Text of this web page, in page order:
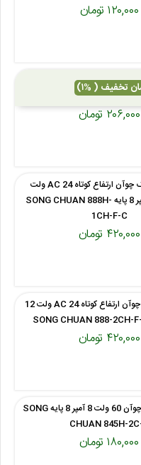
۱۲۰,۰۰۰ تومان
۲۰۶,۰۰۰ تومان
رله کتابی سانگ چوآن ارتفاع کوتاه 24 AC ولت
1کنتاکت 17 آمپر 8 پایه SONG CHUAN 888H-
1CH-F-C
۴۲۰,۰۰۰ تومان
رله کتابی سانگ چوآن ارتفاع کوتاه 24 AC ولت 12
۴۲۰,۰۰۰ تومان
رله کتابی سانگ چوآن 60 ولت 8 آمپر 8 پایه SONG
CHUAN 845H-
۱۸۰,۰۰۰ تومان